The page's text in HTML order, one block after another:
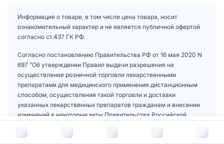
В корзину за
Информация о товаре, в том числе цена товара, носит
ознакомительный характер и не является публичной офертой
согласно ст.437 ГК РФ.
Согласно постановлению Правительства РФ от 16 мая 2020 N
697 "Об утверждении Правил выдачи разрешения на
осуществление розничной торговли лекарственными
препаратами для медицинского применения дистанционным
способом, осуществления такой торговли и доставки
указанных лекарственных препаратов гражданам и внесении
изменений в некоторые акты Правительства Российской